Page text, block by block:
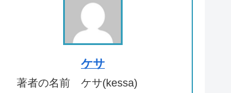
ケサ
著者の名前 ケサ(kessa)